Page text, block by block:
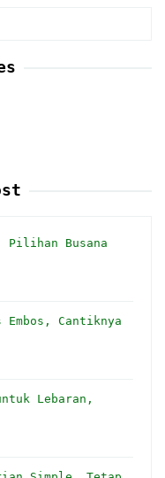
Pilihan Busana
Embos, Cantiknya
Lebaran,